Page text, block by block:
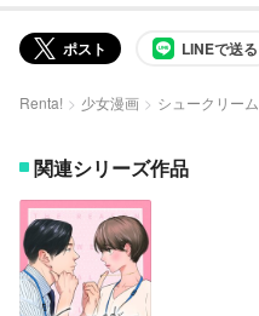
ポスト LINEで送る
Renta! 少女漫画 シュークリーム
関連シリーズ作品